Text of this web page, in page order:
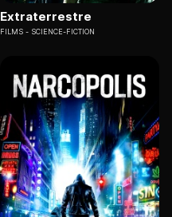
Extraterrestre
FILMS SCIENCE-FICTION